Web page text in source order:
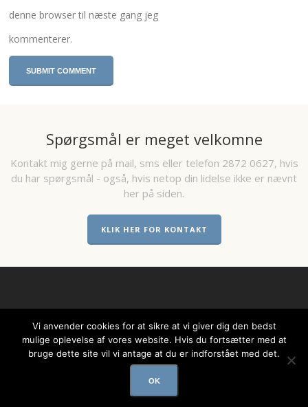
denne browser til næste gang jeg
kommenterer.
Spørgsmål er meget velkomne
Kontakt mig gerne på mail, sms eller telefon 2872 0627, hvis
du har spørgsmål - også, hvis netop din lidelse ikke er nævnt
her på siden.
KLIK HER FOR KONTAKT
© COPYRIGHT STRANDHUSE AKUPUNKTUR
Vi anvender cookies for at sikre at vi giver dig den bedst
mulige oplevelse af vores website. Hvis du fortsætter med at
bruge dette site vil vi antage at du er indforstået med det.
OK